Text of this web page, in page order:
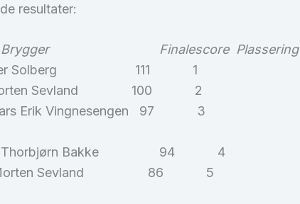
resultater:
Finalescore Plassering
Per Solberg 111 1
Morten Sevland 100 2
Erik Vingnesengen 97 3
Bakke 94 4
Morten Sevland 86 5